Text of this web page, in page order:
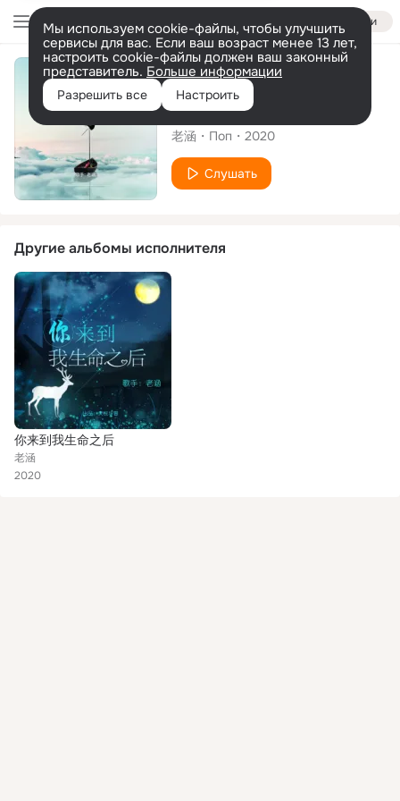
Войти
Мы используем cookie-файлы, чтобы улучшить
сервисы для вас. Если ваш возраст менее 13 лет,
настроить cookie-файлы должен ваш законный
представитель. Больше информации
Разрешить все Настроить
Альбом
等
老涵 Поп 2020
Слушать
Другие альбомы исполнителя
你来到我生命之后
老涵
2020